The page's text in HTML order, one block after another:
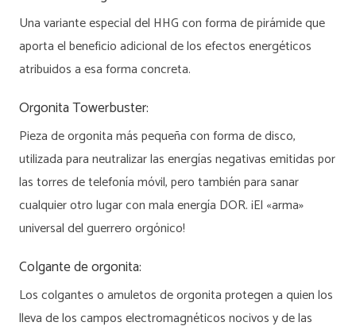
Una variante especial del HHG con forma de pirámide que
aporta el beneficio adicional de los efectos energéticos
atribuidos a esa forma concreta.
Orgonita Towerbuster:
Pieza de orgonita más pequeña con forma de disco,
utilizada para neutralizar las energías negativas emitidas por
las torres de telefonía móvil, pero también para sanar
cualquier otro lugar con mala energía DOR. ¡El «arma»
universal del guerrero orgónico!
Colgante de orgonita:
Los colgantes o amuletos de orgonita protegen a quien los
lleva de los campos electromagnéticos nocivos y de las